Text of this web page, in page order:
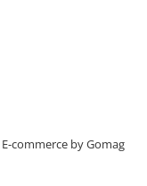
commerce by Gomag